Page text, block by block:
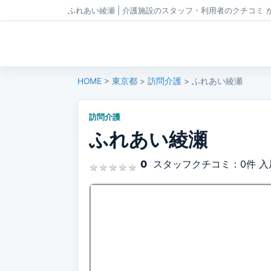
ふれあい綾瀬 | 介護施設のスタッフ・利用者のクチコミ
HOME > 東京都 > 訪問介護 > ふれあい綾瀬
訪問介護
ふれあい綾瀬
★ ★ ★ ★ ★
★ ★ ★ ★ ★ 0 スタッフクチコミ：0件